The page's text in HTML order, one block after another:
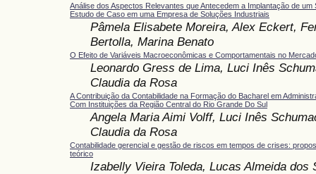
Análise dos Aspectos Relevantes que Antecedem a Implantação de um
Estudo de Caso em uma Empresa de Soluções Industriais
Pâmela Elisabete Moreira, Alex Eckert,
Bertolla, Marina Benato
O Efeito de Variáveis Macroeconômicas e Comportamentais no
Leonardo Gress de Lima, Luci Inês
Claudia da Rosa
A Contribuição da Contabilidade na Formação do Bacharel em
Com Instituições da Região Central do Rio Grande Do Sul
Angela Maria Aimi Volff, Luci Inês
Claudia da Rosa
Contabilidade gerencial e gestão de riscos em tempos de crises:
teórico
Izabelly Vieira Toleda, Lucas Almeida dos